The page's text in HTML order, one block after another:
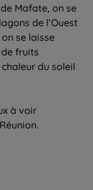
Mafate, on se
de l’Ouest
se laisse
fruits
du soleil
à voir